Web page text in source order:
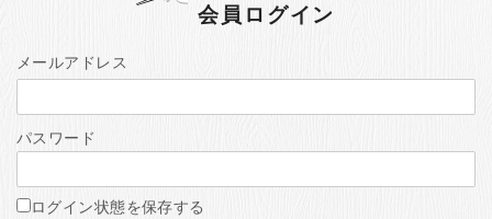
（贈答用・自宅用）
銀座夏野・箸長
ご利用ガイド
会員ログイン
メールアドレス
パスワード
ログイン状態を保存する